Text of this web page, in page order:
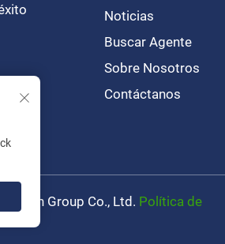
Noticias
Buscar Agente
Sobre Nosotros
Contáctanos
Group Co., Ltd. Política de